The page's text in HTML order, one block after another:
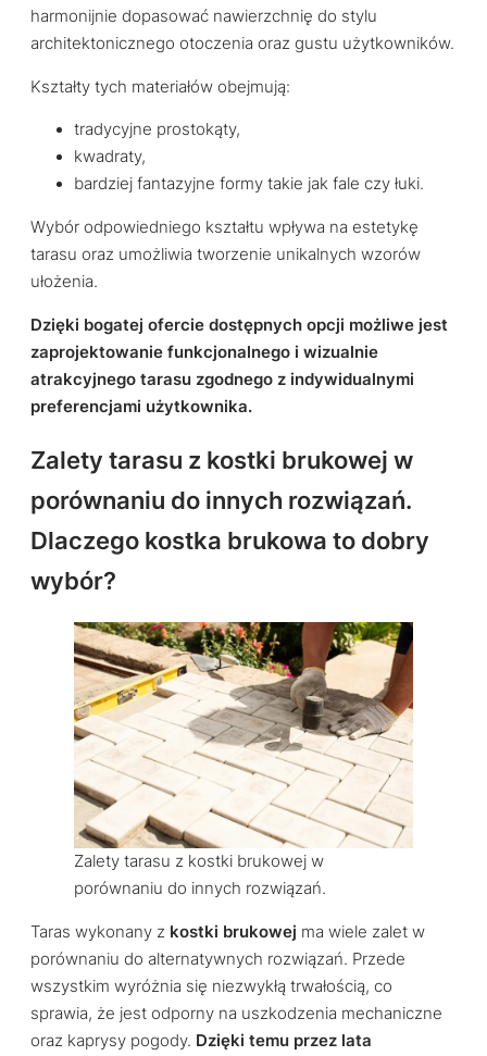
harmonijnie dopasować nawierzchnię do stylu
architektonicznego otoczenia oraz gustu użytkowników.
Kształty tych materiałów obejmują:
tradycyjne prostokąty,
kwadraty,
bardziej fantazyjne formy takie jak fale czy łuki.
Wybór odpowiedniego kształtu wpływa na estetykę
tarasu oraz umożliwia tworzenie unikalnych wzorów
ułożenia.
Dzięki bogatej ofercie dostępnych opcji możliwe jest
zaprojektowanie funkcjonalnego i wizualnie
atrakcyjnego tarasu zgodnego z indywidualnymi
preferencjami użytkownika.
Zalety tarasu z kostki brukowej w
porównaniu do innych rozwiązań.
Dlaczego kostka brukowa to dobry
wybór?
Zalety tarasu z kostki brukowej w
porównaniu do innych rozwiązań.
Taras wykonany z kostki brukowej ma wiele zalet w
porównaniu do alternatywnych rozwiązań. Przede
wszystkim wyróżnia się niezwykłą trwałością, co
sprawia, że jest odporny na uszkodzenia mechaniczne
oraz kaprysy pogody. Dzięki temu przez lata